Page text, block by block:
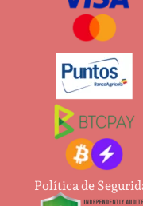
Política de